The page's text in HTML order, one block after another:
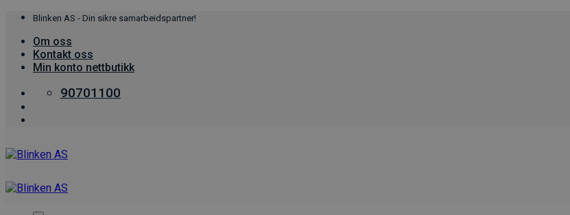
Skip
content
Blinken AS - Din sikre samarbeidspartner!
Om oss
Kontakt oss
Min konto nettbutikk
90701100